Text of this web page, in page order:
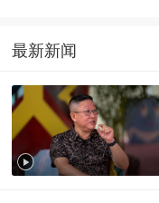
最新新闻